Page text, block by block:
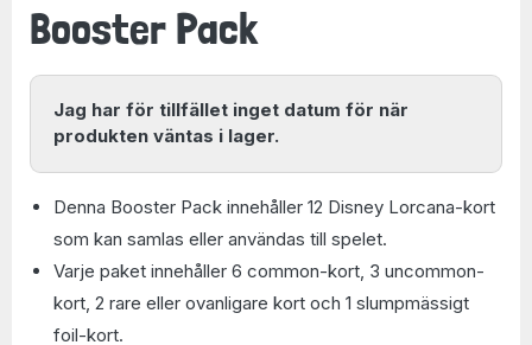
Booster Pack
Jag har för tillfället inget datum för när
produkten väntas i lager.
Denna Booster Pack innehåller 12 Disney Lorcana-kort
som kan samlas eller användas till spelet.
Varje paket innehåller 6 common-kort, 3 uncommon-
kort, 2 rare eller ovanligare kort och 1 slumpmässigt
foil-kort.